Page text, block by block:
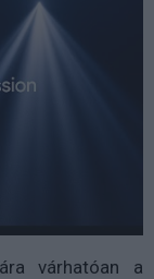
várhatóan a